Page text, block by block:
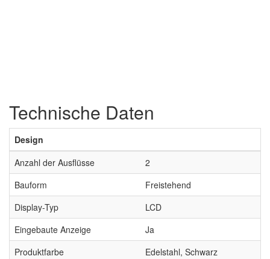
Technische Daten
Design
Anzahl der Ausflüsse
2
Bauform
Freistehend
Display-Typ
LCD
Eingebaute Anzeige
Ja
Produktfarbe
Edelstahl, Schwarz